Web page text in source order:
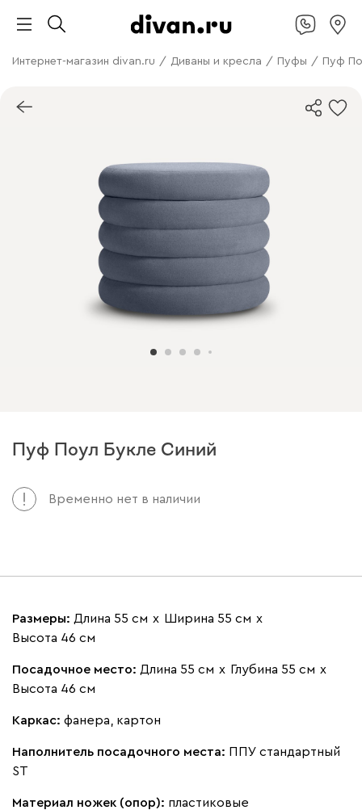
Интернет-магазин divan.ru / Диваны и кресла / Пуфы / Пуф
Пуф Поул Букле Синий
Арт. 222064
Временно нет в наличии
Размеры: Длина 55 см х Ширина 55 см х
Высота 46 см
Посадочное место: Длина 55 см х Глубина 55 см х
Высота 46 см
Каркас: фанера, картон
Наполнитель посадочного места: ППУ стандартный
ST
Материал ножек (опор): пластиковые